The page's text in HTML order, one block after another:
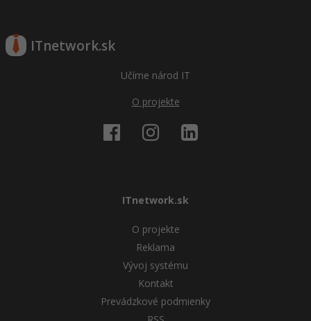
ITnetwork.sk
Učíme národ IT
O projekte
ITnetwork.sk
O projekte
Reklama
Vývoj systému
Kontakt
Prevádzkové podmienky